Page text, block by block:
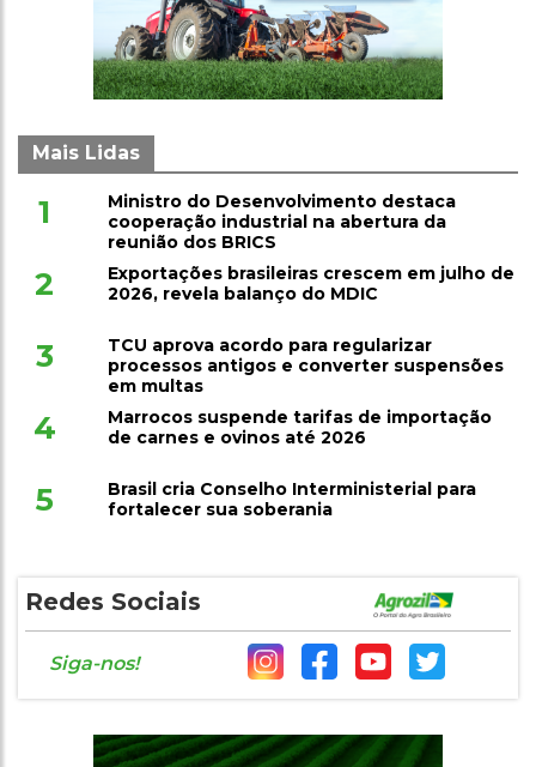
Mais Lidas
1
Ministro do Desenvolvimento destaca
cooperação industrial na abertura da
reunião dos BRICS
2
Exportações brasileiras crescem em julho de
2026, revela balanço do MDIC
3
TCU aprova acordo para regularizar
processos antigos e converter suspensões
em multas
4
Marrocos suspende tarifas de importação
de carnes e ovinos até 2026
5
Brasil cria Conselho Interministerial para
fortalecer sua soberania
Redes Sociais
Siga-nos!